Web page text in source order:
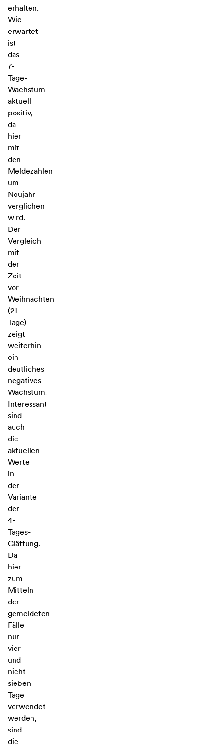
erhalten.
Wie
erwartet
ist
das
7-
Tage-
Wachstum
aktuell
positiv,
da
hier
mit
den
Meldezahlen
um
Neujahr
verglichen
wird.
Der
Vergleich
mit
der
Zeit
vor
Weihnachten
(21
Tage)
zeigt
weiterhin
ein
deutliches
negatives
Wachstum.
Interessant
sind
auch
die
aktuellen
Werte
in
der
Variante
der
4-
Tages-
Glättung.
Da
hier
zum
Mitteln
der
gemeldeten
Fälle
nur
vier
und
nicht
sieben
Tage
verwendet
werden,
sind
die